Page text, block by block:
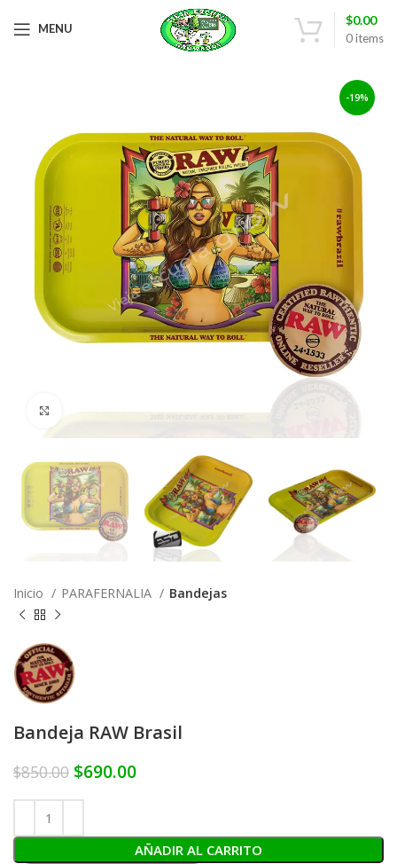
MENU
0items
$0.00
-19%
Click to enlarge
Inicio PARAFERNALIA Bandejas
Bandeja RAW Brasil
$850.00 $690.00
AÑADIR AL CARRITO